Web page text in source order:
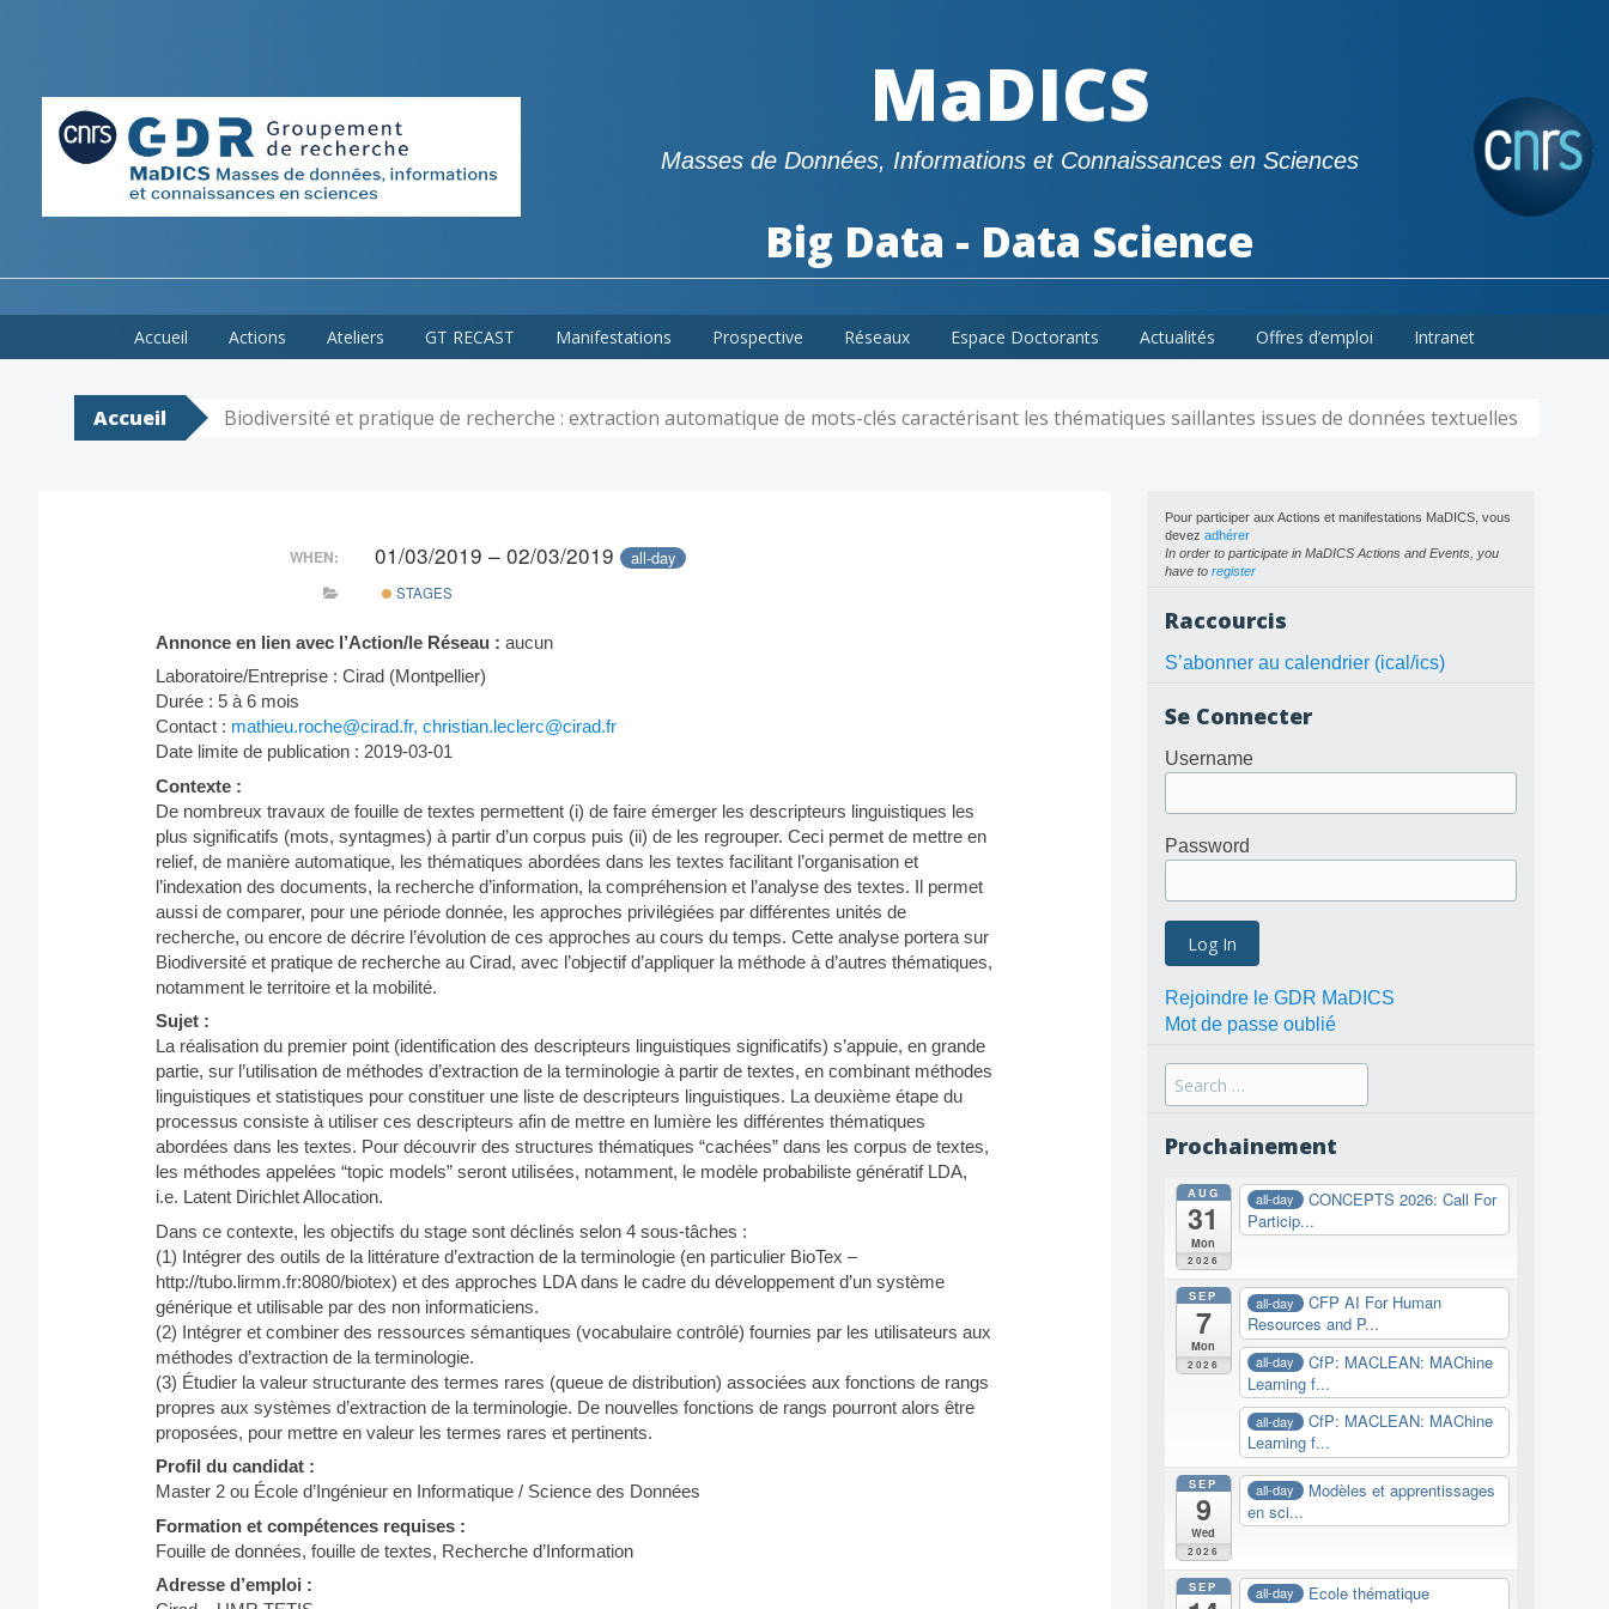
MaDICS
Masses de Données, Informations et Connaissances en Sciences
Big Data - Data Science
to
Accueil Actions Ateliers GT RECAST Manifestations Prospective Réseaux Espace Doctorants Actualités Offres d’emploi Intranet
Accueil Biodiversité et pratique de recherche : extraction automatique de mots-clés caractérisant les thématiques saillantes issues de données textuelles
WHEN: 01/03/2019 – 02/03/2019 all-day
STAGES
Annonce en lien avec l’Action/le Réseau : aucun
Laboratoire/Entreprise : Cirad (Montpellier)
Durée : 5 à 6 mois
Contact : mathieu.roche@cirad.fr, christian.leclerc@cirad.fr
Date limite de publication : 2019-03-01
Contexte :
De nombreux travaux de fouille de textes permettent (i) de faire émerger les descripteurs linguistiques les
plus significatifs (mots, syntagmes) à partir d’un corpus puis (ii) de les regrouper. Ceci permet de mettre en
relief, de manière automatique, les thématiques abordées dans les textes facilitant l’organisation et
l’indexation des documents, la recherche d’information, la compréhension et l’analyse des textes. Il permet
aussi de comparer, pour une période donnée, les approches privilégiées par différentes unités de
recherche, ou encore de décrire l’évolution de ces approches au cours du temps. Cette analyse portera sur
Biodiversité et pratique de recherche au Cirad, avec l’objectif d’appliquer la méthode à d’autres thématiques,
notamment le territoire et la mobilité.
Sujet :
La réalisation du premier point (identification des descripteurs linguistiques significatifs) s’appuie, en grande
partie, sur l’utilisation de méthodes d’extraction de la terminologie à partir de textes, en combinant méthodes
linguistiques et statistiques pour constituer une liste de descripteurs linguistiques. La deuxième étape du
processus consiste à utiliser ces descripteurs afin de mettre en lumière les différentes thématiques
abordées dans les textes. Pour découvrir des structures thématiques “cachées” dans les corpus de textes,
les méthodes appelées “topic models” seront utilisées, notamment, le modèle probabiliste génératif LDA,
i.e. Latent Dirichlet Allocation.
Dans ce contexte, les objectifs du stage sont déclinés selon 4 sous-tâches :
(1) Intégrer des outils de la littérature d’extraction de la terminologie (en particulier BioTex –
http://tubo.lirmm.fr:8080/biotex) et des approches LDA dans le cadre du développement d’un système
générique et utilisable par des non informaticiens.
(2) Intégrer et combiner des ressources sémantiques (vocabulaire contrôlé) fournies par les utilisateurs aux
méthodes d’extraction de la terminologie.
(3) Étudier la valeur structurante des termes rares (queue de distribution) associées aux fonctions de rangs
propres aux systèmes d’extraction de la terminologie. De nouvelles fonctions de rangs pourront alors être
proposées, pour mettre en valeur les termes rares et pertinents.
Profil du candidat :
Master 2 ou École d’Ingénieur en Informatique / Science des Données
Formation et compétences requises :
Fouille de données, fouille de textes, Recherche d’Information
Adresse d’emploi :
Pour participer aux Actions et manifestations MaDICS, vous
devez adhérer
In order to participate in MaDICS Actions and Events, you
have to register
Raccourcis
S’abonner au calendrier (ical/ics)
Se Connecter
Username
Password
Rejoindre le GDR MaDICS
Mot de passe oublié
Search
for:
Prochainement
AUG
31
Mon
2026
all-day
CONCEPTS 2026: Call For
Particip...
SEP
7
Mon
2026
all-day
CFP AI For Human
Resources and P...
all-day
CfP: MACLEAN: MAChine
Learning f...
all-day
CfP: MACLEAN: MAChine
Learning f...
SEP
9
Wed
2026
all-day
Modèles et apprentissages
en sci...
SEP all-day
Ecole thématique